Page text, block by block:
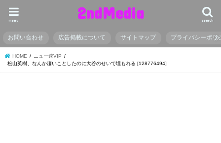
2ndMedia search
menu
お問い合わせ 広告掲載について サイトマップ プライバシーポリ
HOME
ニュー速VIP
松山英樹、なんか凄いことしたのに大谷のせいで埋もれる [128776494]